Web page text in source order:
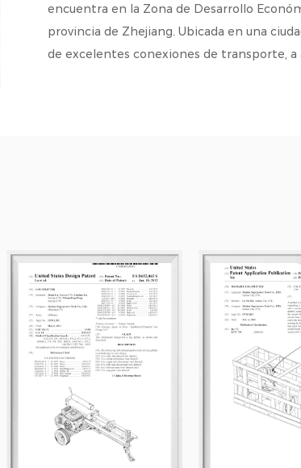
encuentra en la Zona de Desarrollo
provincia de Zhejiang. Ubicada en una
de excelentes conexiones de transporte,
nosotros. Esperamos una cooperación
volquete de polietileno de cuatro ruedas de